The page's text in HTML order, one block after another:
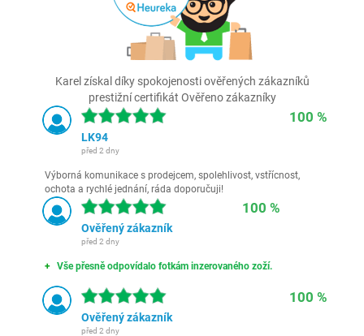
Karel získal díky spokojenosti ověřených zákazníků
prestižní certifikát Ověřeno zákazníky
100 %
LK94
před 2 dny
Výborná komunikace s prodejcem, spolehlivost, vstřícnost,
ochota a rychlé jednání, ráda doporučuji!
100 %
Ověřený zákazník
před 2 dny
Vše přesně odpovídalo fotkám inzerovaného zoží.
100 %
Ověřený zákazník
před 2 dny